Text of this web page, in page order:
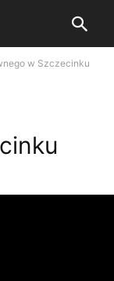
w Szczecinku